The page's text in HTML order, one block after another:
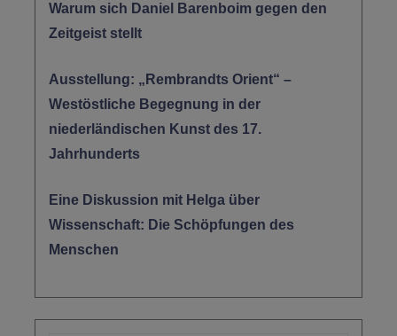
Warum sich Daniel Barenboim gegen den
Zeitgeist stellt
Ausstellung: „Rembrandts Orient“ –
Westöstliche Begegnung in der
niederländischen Kunst des 17.
Jahrhunderts
Eine Diskussion mit Helga über
Wissenschaft: Die Schöpfungen des
Menschen